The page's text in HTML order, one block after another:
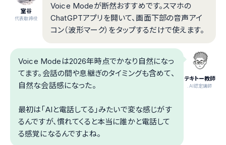
室谷
代表取締役
Voice Modeが断然おすすめです。スマホの
ChatGPTアプリを開いて、画面下部の音声アイ
コン（波形マーク）をタップするだけで使えます。
テキトー教師
.AI認定講師
Voice Modeは2026年時点でかなり自然になっ
てます。会話の間や息継ぎのタイミングも含めて、
自然な会話感になった。
最初は「AIと電話してる」みたいで変な感じがす
るんですが、慣れてくると本当に誰かと電話して
る感覚になるんですよね。